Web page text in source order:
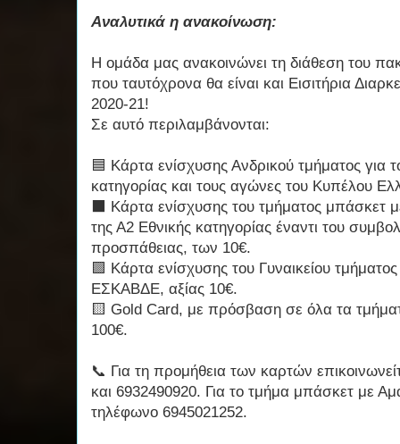
Αναλυτικά η ανακοίνωση:
H ομάδα μας ανακοινώνει τη διάθεση του
που ταυτόχρονα θα είναι και Εισιτήρια
2020-21!
Σε αυτό περιλαμβάνονται:
🟦 Κάρτα ενίσχυσης Ανδρικού τμήματος για
κατηγορίας και τους αγώνες του Κυπέλου
⬛️ Κάρτα ενίσχυσης του τμήματος μπάσκετ
της Α2 Εθνικής κατηγορίας έναντι του
προσπάθειας, των 10€.
🟪 Κάρτα ενίσχυσης του Γυναικείου
ΕΣΚΑΒΔΕ, αξίας 10€.
🟨 Gold Card, με πρόσβαση σε όλα τα
100€.
📞 Για τη προμήθεια των καρτών
και 6932490920. Για το τμήμα μπάσκετ με
τηλέφωνο 6945021252.